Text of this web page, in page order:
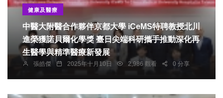
健康及醫療
中醫大附醫合作夥伴京都大學 iCeMS特聘教授北川
進榮獲諾貝爾化學獎 臺日尖端科研攜手推動深化再
生醫學與精準醫療新發展
張皓傑 2025年十月10日 2,986 觀看 0 分享